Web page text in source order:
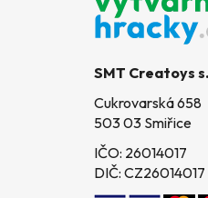
SMT Creatoys
Cukrovarská 658
503 03 Smiřice
IČO: 26014017
DIČ: CZ26014017